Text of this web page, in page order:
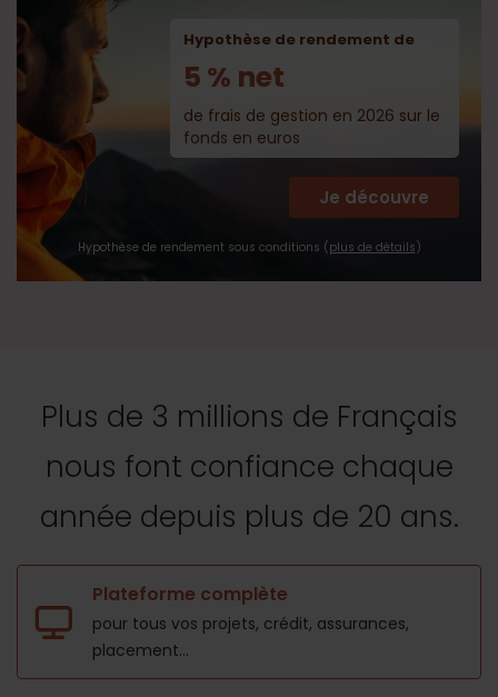
Hypothèse de rendement de
5 % net
de frais de gestion en 2026 sur le
fonds en euros
Hypothèse de rendement sous conditions ( plus de détails )
Je découvre
Plus de 3 millions de Français
nous font confiance chaque
année depuis plus de 20 ans.
Plateforme complète
pour tous vos projets, crédit, assurances,
placement...